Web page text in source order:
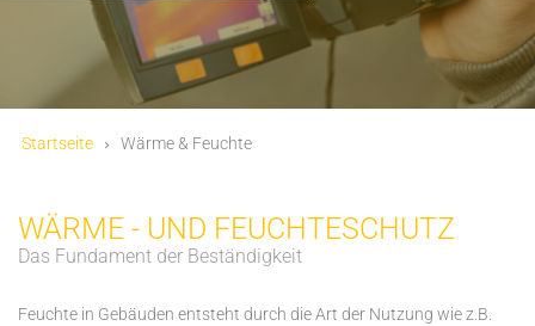
Startseite Wärme & Feuchte
WÄRME - UND FEUCHTESCHUTZ
Das Fundament der Beständigkeit
Feuchte in Gebäuden entsteht durch die Art der Nutzung wie z.B.